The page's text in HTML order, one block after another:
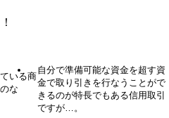
いる商
な
自分で準備可能な資金を超す資
金で取り引きを行なうことがで
きるのが特長でもある信用取引
ですが…。